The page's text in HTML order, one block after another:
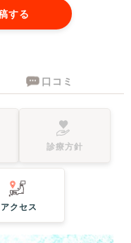
する
口コミ
診療方針
アクセス